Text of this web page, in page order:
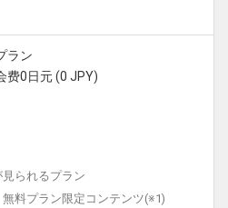
ラン
费0日元 (0 JPY)
られるプラン
無料プラン限定コンテンツ(※1)